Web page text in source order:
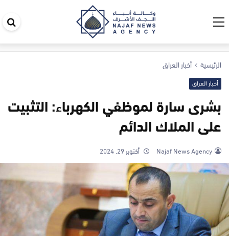
الرئيسية أخبار العراق
أخبار العراق
بشرى سارة لموظفي الكهرباء: التثبيت
على الملاك الدائم
Najaf News Agency أكتوبر 29, 2024